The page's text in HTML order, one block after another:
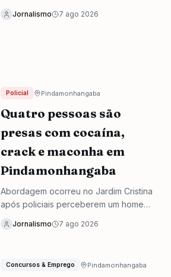
evento, que será realizado no Jardim
das Nações.
Jornalismo 7 ago 2026
Policial Pindamonhangaba
Quatro pessoas são
presas com cocaína,
crack e maconha em
Pindamonhangaba
Abordagem ocorreu no Jardim Cristina
após policiais perceberem um homem
correndo para dentro de uma
residência.
Jornalismo 7 ago 2026
Concursos & Emprego Pindamonhangaba